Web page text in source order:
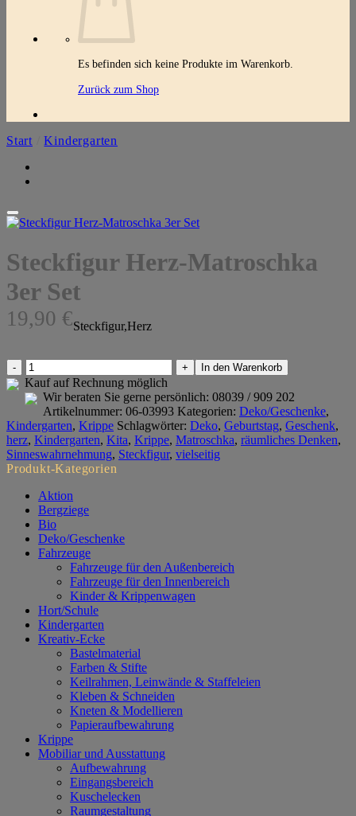
Es befinden sich keine Produkte im Warenkorb.
Zurück zum Shop
Start Kindergarten
Steckfigur Herz-Matroschka
3er Set
19,90 €Steckfigur,Herz
Steckfigur
Herz-
Matroschka
3er
Set
Menge
In den Warenkorb
Kauf auf Rechnung möglich
Wir beraten Sie gerne persönlich: 08039 / 909 202
Artikelnummer: 06-03993 Kategorien: Deko/Geschenke,
Kindergarten, Krippe Schlagwörter: Deko, Geburtstag, Geschenk,
herz, Kindergarten, Kita, Krippe, Matroschka, räumliches Denken,
Sinneswahrnehmung, Steckfigur, vielseitig
Produkt-Kategorien
Aktion
Bergziege
Bio
Deko/Geschenke
Fahrzeuge
Fahrzeuge für den Außenbereich
Fahrzeuge für den Innenbereich
Kinder & Krippenwagen
Hort/Schule
Kindergarten
Kreativ-Ecke
Bastelmaterial
Farben & Stifte
Keilrahmen, Leinwände & Staffeleien
Kleben & Schneiden
Kneten & Modellieren
Papieraufbewahrung
Krippe
Mobiliar und Ausstattung
Aufbewahrung
Eingangsbereich
Kuschelecken
Raumgestaltung